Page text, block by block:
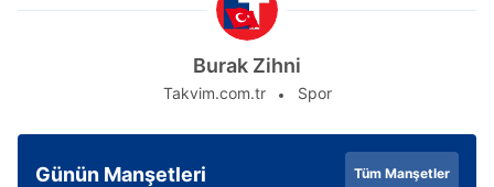
Burak Zihni
Takvim.com.tr Spor
Günün Manşetleri Tüm Manşetler